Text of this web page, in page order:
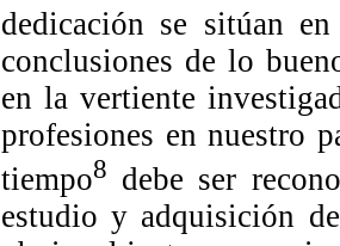
dedicación se sitúan
conclusiones de lo
en la vertiente
profesiones en nuestro
tiempo8 debe ser
estudio y adquisición